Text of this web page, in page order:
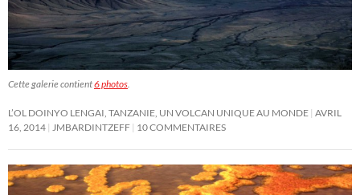
Cette galerie contient6 photos
L’OL DOINYO LENGAI, TANZANIE, UN VOLCAN UNIQUE AU MONDE AVRIL
16, 2014
JMBARDINTZEFF 10 COMMENTAIRES